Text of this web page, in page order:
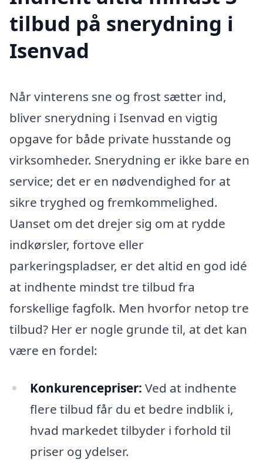
tilbud på snerydning i
Isenvad
Når vinterens sne og frost sætter ind,
bliver snerydning i Isenvad en vigtig
opgave for både private husstande og
virksomheder. Snerydning er ikke bare en
service; det er en nødvendighed for at
sikre tryghed og fremkommelighed.
Uanset om det drejer sig om at rydde
indkørsler, fortove eller
parkeringspladser, er det altid en god idé
at indhente mindst tre tilbud fra
forskellige fagfolk. Men hvorfor netop tre
tilbud? Her er nogle grunde til, at det kan
være en fordel:
Konkurencepriser: Ved at indhente
flere tilbud får du et bedre indblik i,
hvad markedet tilbyder i forhold til
priser og ydelser.